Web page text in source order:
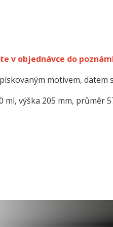
v objednávce do
motivem, datem
ml, výška 205 mm, průměr